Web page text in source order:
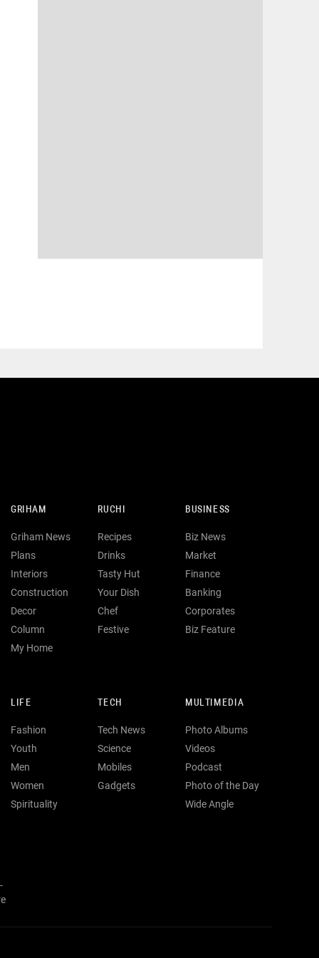
GRIHAM
Griham News
Plans
Interiors
Construction
Decor
Column
My Home
RUCHI
Recipes
Drinks
Tasty Hut
Your Dish
Chef
Festive
BUSINESS
Biz News
Market
Finance
Banking
Corporates
Biz Feature
LIFE
Fashion
Youth
Men
Women
Spirituality
TECH
Tech News
Science
Mobiles
Gadgets
MULTIMEDIA
Photo Albums
Videos
Podcast
Photo of the Day
Wide Angle